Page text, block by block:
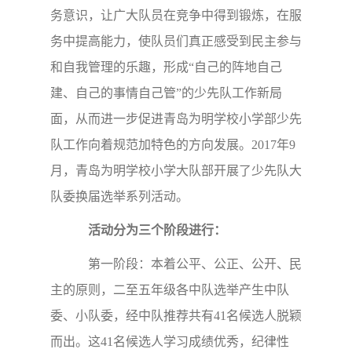
务意识，让广大队员在竞争中得到锻炼，在服
务中提高能力，使队员们真正感受到民主参与
和自我管理的乐趣，形成“自己的阵地自己
建、自己的事情自己管”的少先队工作新局
面，从而进一步促进青岛为明学校小学部少先
队工作向着规范加特色的方向发展。2017年9
月，青岛为明学校小学大队部开展了少先队大
队委换届选举系列活动。
活动分为三个阶段进行：
第一阶段：本着公平、公正、公开、民
主的原则，二至五年级各中队选举产生中队
委、小队委，经中队推荐共有41名候选人脱颖
而出。这41名候选人学习成绩优秀，纪律性